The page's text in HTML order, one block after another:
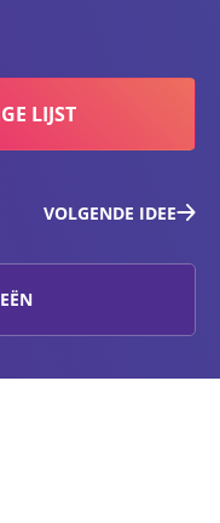
LIJST
VOLGENDE IDEE